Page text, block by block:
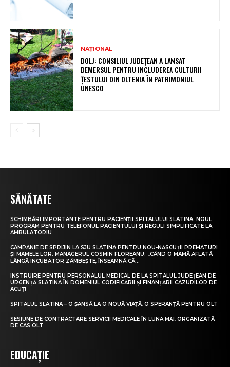
NAȚIONAL
DOLJ: CONSILIUL JUDEȚEAN A LANSAT
DEMERSUL PENTRU INCLUDEREA CULTURII
ȚESTULUI DIN OLTENIA ÎN PATRIMONIUL
UNESCO
SĂNĂTATE
SCHIMBĂRI IMPORTANTE PENTRU PACIENȚII SPITALULUI SLATINA. NOUL
PROGRAM PENTRU TELEFONUL PACIENTULUI ȘI REGULI SIMPLIFICATE LA
AMBULATORIU
CAMPANIE DE SPRIJIN LA SJU SLATINA PENTRU NOU-NĂSCUȚII PREMATURI
ȘI MAMELE LOR. MANAGERUL COSMIN FLOREANU: „CÂND O MAMĂ AFLATĂ
LÂNGĂ INCUBATOR ZÂMBEȘTE, ÎNSEAMNĂ CĂ...
INSTRUIRE PENTRU PERSONALUL MEDICAL DE LA SPITALUL JUDEȚEAN DE
URGENȚĂ SLATINA ÎN DOMENIUL CODIFICĂRII ȘI FINANȚĂRII CAZURILOR DE
ACUȚI
SPITALUL SLATINA – O ȘANSĂ LA O NOUĂ VIAȚĂ, O SPERANȚĂ PENTRU OLT
SESIUNE DE CONTRACTARE SERVICII MEDICALE ÎN LUNA MAI, ORGANIZATĂ
DE CAS OLT
EDUCAȚIE